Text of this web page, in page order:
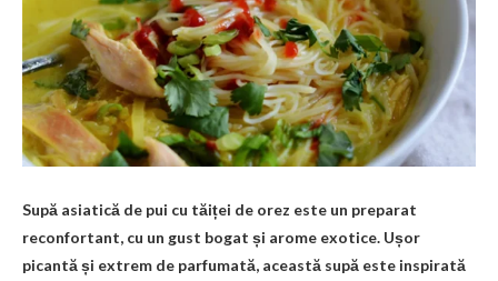
Supă asiatică de pui cu tăiței de orez este un preparat
reconfortant, cu un gust bogat și arome exotice. Ușor
picantă și extrem de parfumată, această supă este inspirată